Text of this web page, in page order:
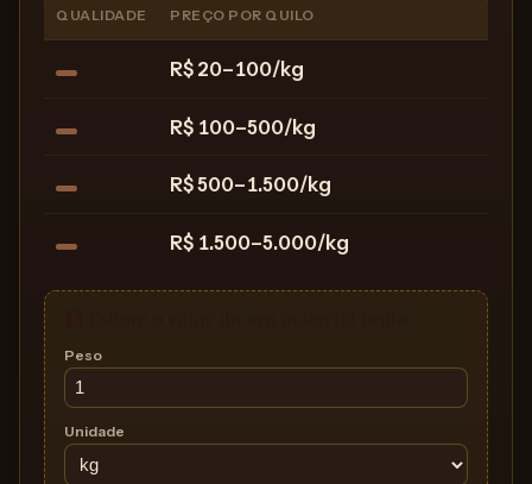
QUALIDADE PREÇO POR QUILO
R$ 20–100/kg
R$ 100–500/kg
R$ 500–1.500/kg
R$ 1.500–5.000/kg
Peso
Unidade